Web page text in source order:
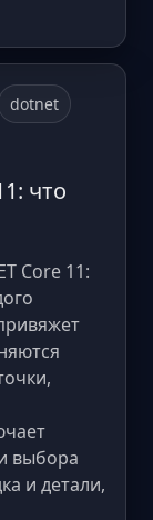
dotnet
что
Core 11:
выбора
и детали,